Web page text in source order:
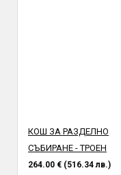
КОШ ЗА РАЗДЕЛНО
СЪБИРАНЕ - ТРОЕН
264.00 € (516.34 лв.)